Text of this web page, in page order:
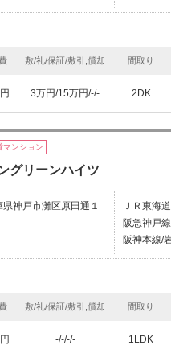
敷/礼/保証/敷引,償却 間取り
3万円/15万円/-/- 2DK
マンション
グリーンハイツ
県神戸市灘区原田通１
ＪＲ東海
阪急神戸
阪神本線/
敷/礼/保証/敷引,償却 間取り
-/-/-/- 1LDK